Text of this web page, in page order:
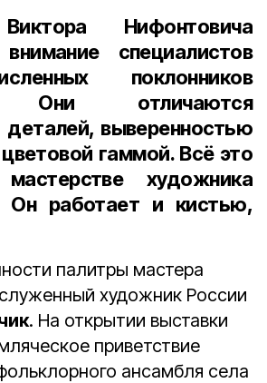
Нифонтовича
специалистов
поклонников
Они отличаются
деталей, выверенностью
гаммой. Всё это
художника
Он работает и кистью,
палитры мастера
художник России
. На открытии выставки
приветствие
ансамбля села